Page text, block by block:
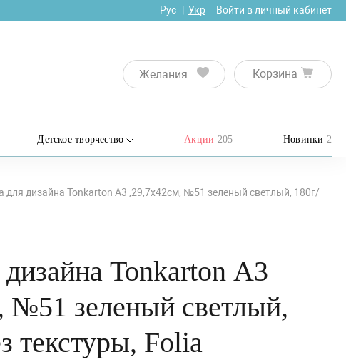
Рус Укр Войти в личный кабинет
Желания Корзина
Детское творчество Акции 205 Новинки 2
для дизайна Tonkarton А3 ,29,7х42см, №51 зеленый светлый, 180г/
дизайна Tonkarton А3
№51 зеленый светлый,
текстуры, Folia